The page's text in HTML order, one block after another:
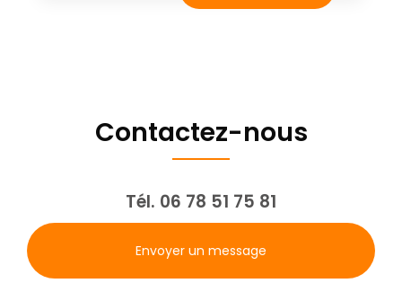
Contactez-nous
Tél. 06 78 51 75 81
Envoyer un message